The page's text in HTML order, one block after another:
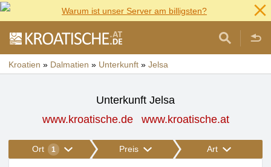
Warum ist unser Server am billigsten?
Kroatien » Dalmatien » Unterkunft » Jelsa
Unterkunft Jelsa
www.kroatische.de
www.kroatische.at
Ort 1 Preis Art